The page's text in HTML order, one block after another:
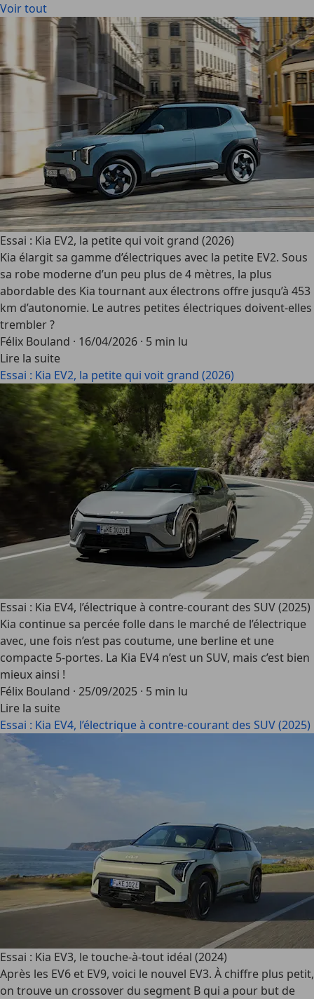
Voir tout
Essai : Kia EV2, la petite qui voit grand (2026)
Kia élargit sa gamme d’électriques avec la petite EV2. Sous
sa robe moderne d’un peu plus de 4 mètres, la plus
abordable des Kia tournant aux électrons offre jusqu’à 453
km d’autonomie. Le autres petites électriques doivent-elles
trembler ?
Félix Bouland · 16/04/2026 · 5 min lu
Lire la suite
Essai : Kia EV2, la petite qui voit grand (2026)
Essai : Kia EV4, l’électrique à contre-courant des SUV (2025)
Kia continue sa percée folle dans le marché de l’électrique
avec, une fois n’est pas coutume, une berline et une
compacte 5-portes. La Kia EV4 n’est un SUV, mais c’est bien
mieux ainsi !
Félix Bouland · 25/09/2025 · 5 min lu
Lire la suite
Essai : Kia EV4, l’électrique à contre-courant des SUV (2025)
Essai : Kia EV3, le touche-à-tout idéal (2024)
Après les EV6 et EV9, voici le nouvel EV3. À chiffre plus petit,
on trouve un crossover du segment B qui a pour but de